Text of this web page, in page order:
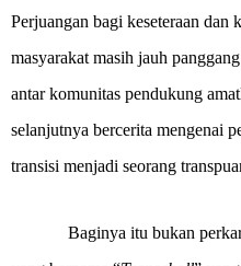
Perjuangan bagi keseteraan dan
masyarakat masih jauh
antar komunitas pendukung
selanjutnya bercerita mengenai
transisi menjadi seorang
Baginya itu bukan